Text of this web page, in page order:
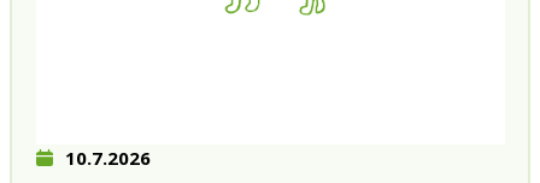
10.7.2026